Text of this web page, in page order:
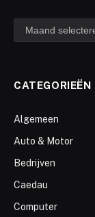
archief
CATEGORIEËN
Algemeen
Auto & Motor
Bedrijven
Caedau
Computer